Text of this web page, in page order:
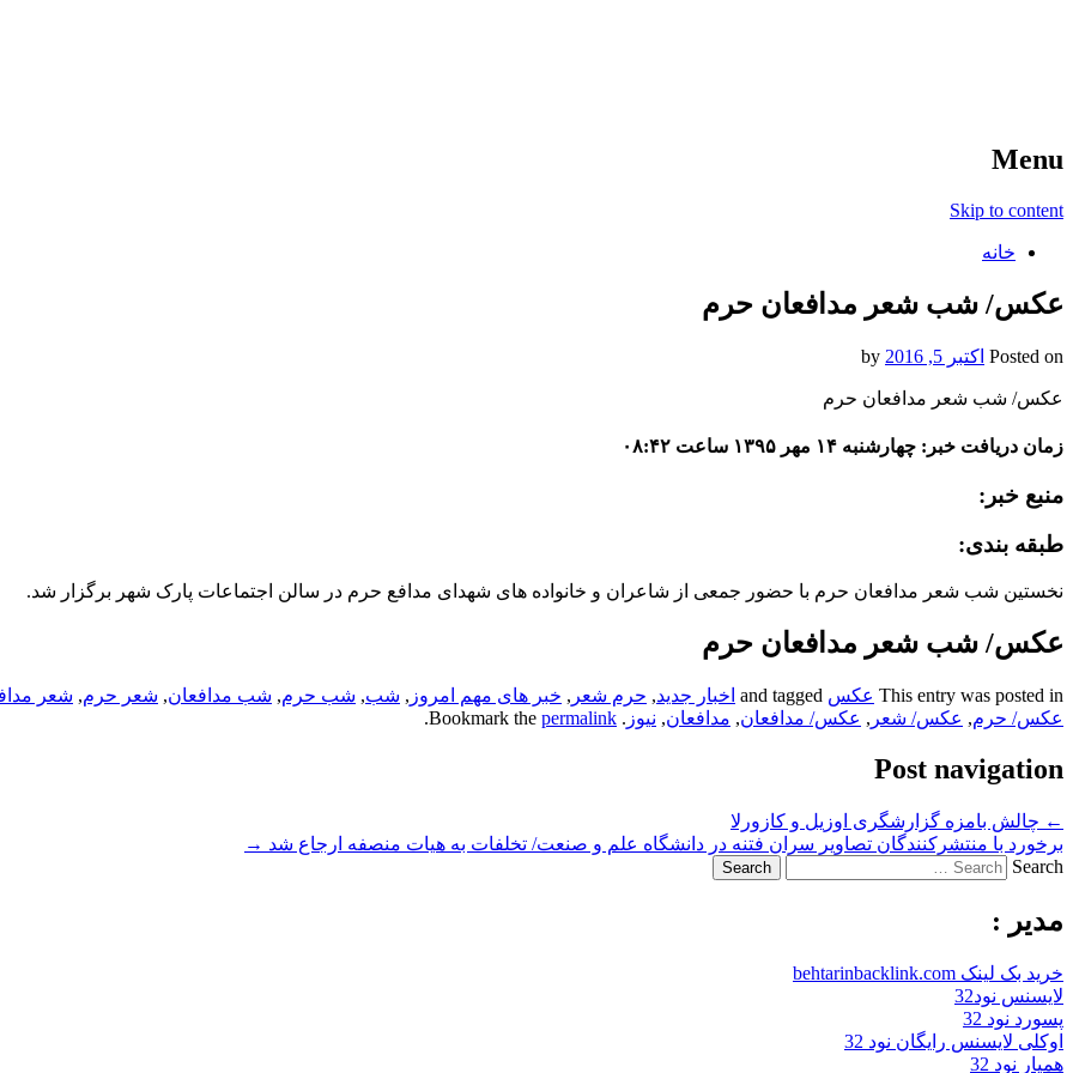
Menu
Skip to content
خانه
عکس/ شب شعر مدافعان حرم
Posted on اکتبر 5, 2016
عکس/ شب شعر مدافعان حرم
زمان دریافت خبر: چهارشنبه ۱۴ مهر ۱۳۹۵ ساعت ۰۸:۴۲
منبع خبر:
طبقه بندی:
نخستین شب شعر مدافعان حرم با حضور جمعی از شاعران و خانواده های شهدای مدافع حرم در سالن اجتماعات پارک شهر برگزار شد.
عکس/ شب شعر مدافعان حرم
This entry was posted in عکس اخبار جدید, حرم شعر , خبر های مهم امروز , شب, شب حرم, شب مدافعان, شعر حرم, شعر
عکس/ حرم, عکس/ شعر , عکس/ مدافعان, مدافعان, نیوز . Bookmark the
permalink
.
Post navigation
← چالش بامزه گزارشگری اوزیل و کازورلا
برخورد با منتشرکنندگان تصاویر سران فتنه در دانشگاه علم و صنعت/ تخلفات به هیات منصفه ارجاع شد →
Search
مدیر :
خرید بک لینک behtarinbacklink.com
لایسنس نود32
پسورد نود 32
اوکلی لایسنس رایگان نود 32
همیار نود 32